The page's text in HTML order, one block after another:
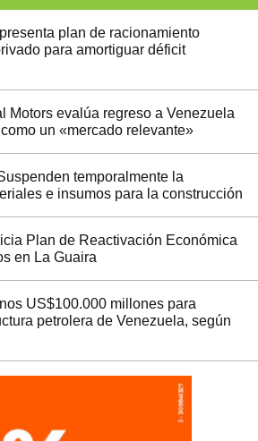
plan de racionamiento
para amortiguar déficit
Motors evalúa regreso a Venezuela
un «mercado relevante»
temporalmente la
e insumos para la construcción
Plan de Reactivación Económica
en La Guaira
US$100.000 millones para
petrolera de Venezuela, según